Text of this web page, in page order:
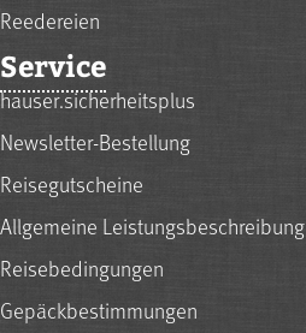
Reedereien
Service
hauser.sicherheitsplus
Newsletter-Bestellung
Reisegutscheine
Allgemeine Leistungsbeschreibung
Reisebedingungen
Gepäckbestimmungen